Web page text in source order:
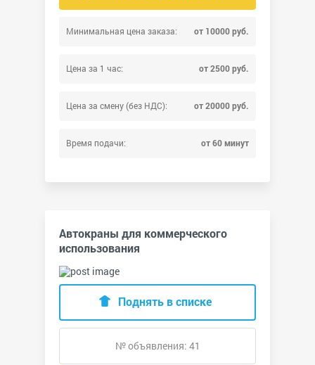
Минимальная цена заказа: от 10000 руб.
Цена за 1 час: от 2500 руб.
Цена за смену (без НДС): от 20000 руб.
Время подачи: от 60 минут
Автокраны для коммерческого
использования
Поднять в списке
№ объявления: 41